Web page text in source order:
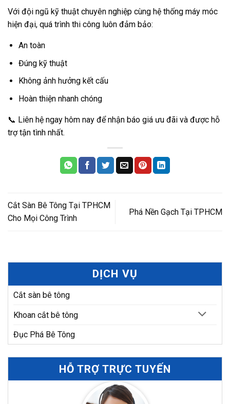
Với đội ngũ kỹ thuật chuyên nghiệp cùng hệ thống máy móc
hiện đại, quá trình thi công luôn đảm bảo:
An toàn
Đúng kỹ thuật
Không ảnh hưởng kết cấu
Hoàn thiện nhanh chóng
📞 Liên hệ ngay hôm nay để nhận báo giá ưu đãi và được hỗ
trợ tận tình nhất.
Cắt Sàn Bê Tông Tại TPHCM
Cho Mọi Công Trình
Phá Nền Gạch Tại TPHCM
DỊCH VỤ
Cắt sàn bê tông
Khoan cắt bê tông
Đục Phá Bê Tông
HỖ TRỢ TRỰC TUYẾN